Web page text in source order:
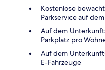
Kostenlose
Parkservice auf
Auf dem
Parkplatz pro
Auf dem
E-Fahrzeuge